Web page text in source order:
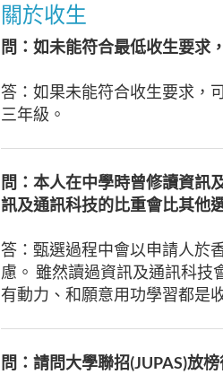
關於收生
問：如未能符合最低收生要求
答：如果未能符合收生要求，
三年級。
問：本人在中學時曾修讀資訊
訊及通訊科技的比重會比其他
答：甄選過程中會以申請人於
慮。 雖然讀過資訊及通訊科技
有動力、和願意用功學習都是
問：請問大學聯招(JUPAS)放榜